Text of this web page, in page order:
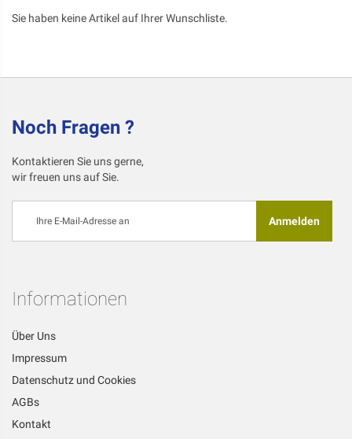
Sie haben keine Artikel auf Ihrer Wunschliste.
Noch Fragen ?
Kontaktieren Sie uns gerne,
wir freuen uns auf Sie.
sich
an:
Anmelden
Informationen
Über Uns
Impressum
Datenschutz und Cookies
AGBs
Kontakt